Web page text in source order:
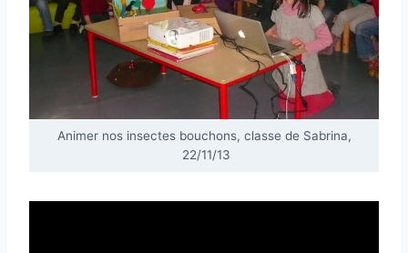
Animer nos insectes bouchons, classe de Sabrina,
22/11/13